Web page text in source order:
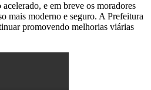
e em breve os moradores
mais moderno e seguro. A Prefeitura
promovendo melhorias viárias